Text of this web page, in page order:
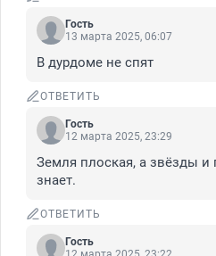
Гость
13 марта 2025, 06:07
В дурдоме не спят
ОТВЕТИТЬ
Гость
12 марта 2025, 23:29
Земля плоская, а звёзды и
знает.
ОТВЕТИТЬ
Гость